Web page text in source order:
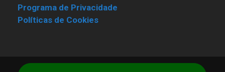
Programa de Privacidade
Políticas de Cookies